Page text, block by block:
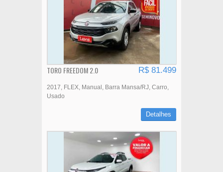
TORO FREEDOM 2.0 R$ 81.499
2017 FLEX Manual Barra Mansa/RJ Carro
Usado
Detalhes